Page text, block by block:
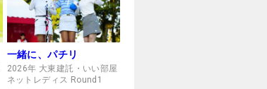
一緒に、パチリ
2026年 大東建託・いい部屋
ネットレディス Round1